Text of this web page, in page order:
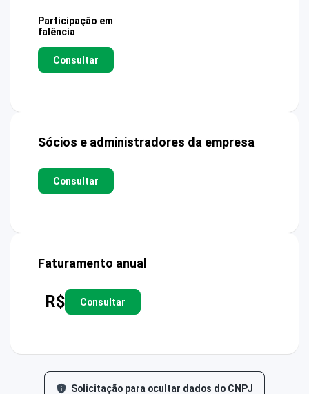
Participação em
falência
Consultar
Sócios e administradores da empresa
Consultar
Faturamento anual
R$ Consultar
Solicitação para ocultar dados do CNPJ